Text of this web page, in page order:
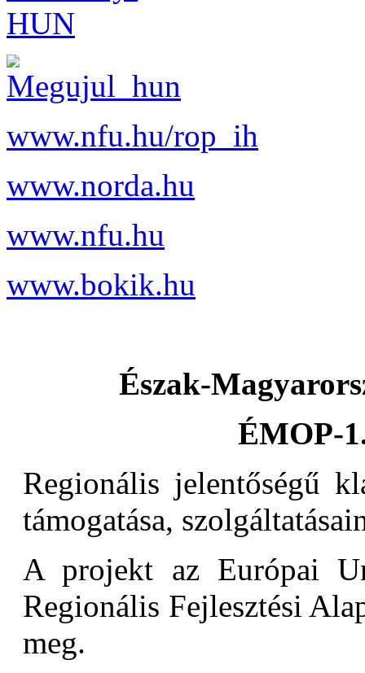
www.nfu.hu/rop_ih
www.norda.hu
www.nfu.hu
www.bokik.hu
Észak-
ÉMOP-
Regionális jelentőségű
támogatása,
A projekt az Európai
Regionális Fejlesztési
meg.